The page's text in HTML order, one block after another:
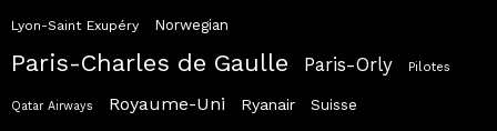
Lyon-Saint Exupéry Norwegian
Paris-Charles de Gaulle Paris-Orly Pilotes
Qatar Airways Royaume-Uni Ryanair Suisse